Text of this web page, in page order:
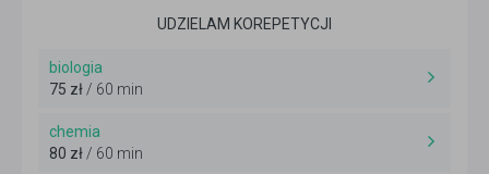
UDZIELAM KOREPETYCJI
biologia
75 zł / 60 min
chemia
80 zł / 60 min